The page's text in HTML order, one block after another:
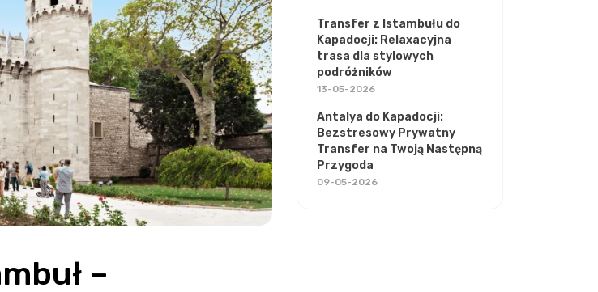
Transfer z Istambułu do
Kapadocji: Relaxacyjna
trasa dla stylowych
podróżników
13-05-2026
Antalya do Kapadocji:
Bezstresowy Prywatny
Transfer na Twoją Następną
Przygoda
09-05-2026